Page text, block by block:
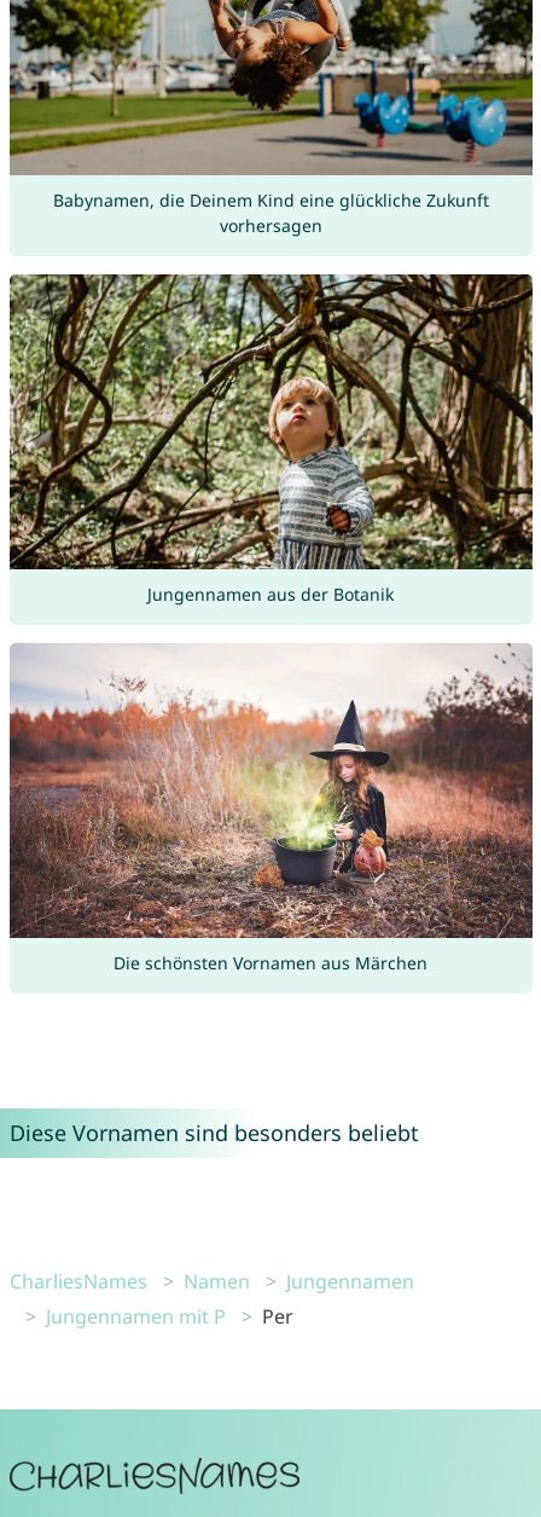
Babynamen, die Deinem Kind eine glückliche Zukunft
vorhersagen
Jungennamen aus der Botanik
Die schönsten Vornamen aus Märchen
Diese Vornamen sind besonders beliebt
CharliesNames Namen
Jungennamen
Jungennamen mit P
Per